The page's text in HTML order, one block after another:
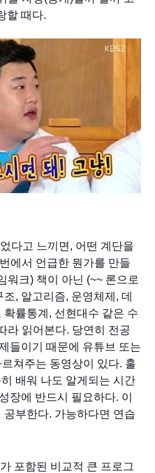
할 때다.
다고 느끼면, 어떤 계단을
에서 언급한 뭔가를 만들
워크) 책이 아닌 (~~ 론으로
, 알고리즘, 운영체제, 데
률통계, 선현대수 같은 수
라 읽어본다. 당연히 전공
들이기 때문에 유튜브 또는
쳐주는 동영상이 있다. 훌
배워 나도 알게되는 시간
장에 반드시 필요하다. 이
부한다. 가능하다면 연습
포함된 비교적 큰 프로그